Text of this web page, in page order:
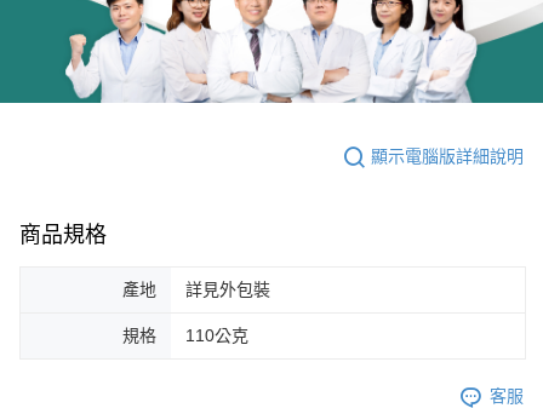
顯示電腦版詳細說明
商品規格
產地 詳見外包裝
規格 110公克
客服